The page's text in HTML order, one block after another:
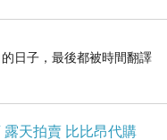
日子，最後都被時間翻譯
露天拍賣 比比昂代購